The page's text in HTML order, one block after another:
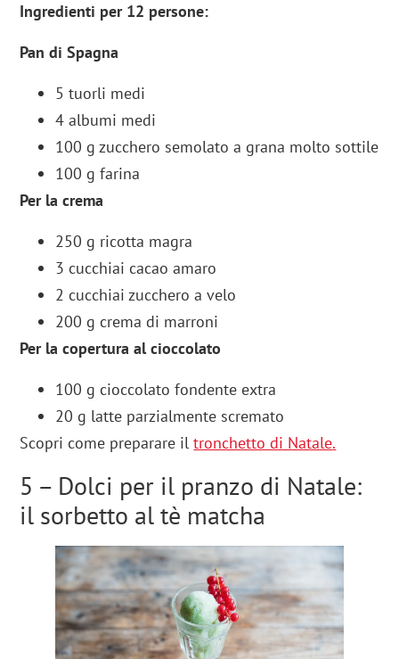
Ingredienti per 12 persone:
Pan di Spagna
5 tuorli medi
4 albumi medi
100 g zucchero semolato a grana molto sottile
100 g farina
Per la crema
250 g ricotta magra
3 cucchiai cacao amaro
2 cucchiai zucchero a velo
200 g crema di marroni
Per la copertura al cioccolato
100 g cioccolato fondente extra
20 g latte parzialmente scremato
Scopri come preparare il tronchetto di Natale.
5 – Dolci per il pranzo di Natale:
il sorbetto al tè matcha